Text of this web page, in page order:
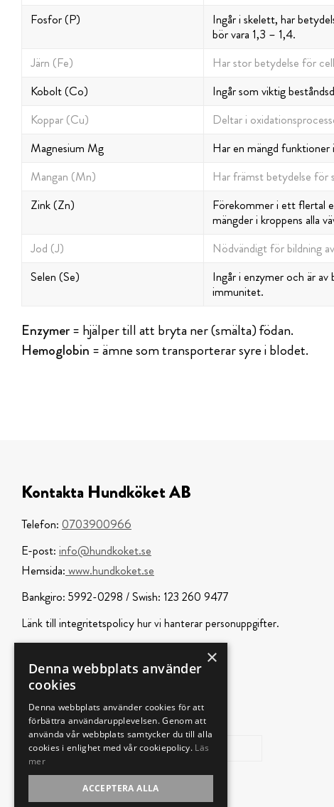
Fosfor (P)
Ingår i skelett, har
bör vara 1,3 – 1,4.
Järn (Fe)
Har stor betydelse för
Kobolt (Co)
Ingår som viktig
Koppar (Cu)
Deltar i
Magnesium Mg
Har en mängd
Mangan (Mn)
Har främst betydelse för
Zink (Zn)
Förekommer i ett flertal
mängder i kroppens alla
Jod (J)
Nödvändigt för bildning
Selen (Se)
Ingår i enzymer och är
immunitet.
Enzymer= hjälper till att bryta ner (smälta) födan.
Hemoglobin = ämne som transporterar syre i blodet.
Kontakta Hundköket AB
Telefon: 0703900966
E-post: info@hundkoket.se
Hemsida: www.hundkoket.se
Bankgiro: 5992-0298 /Swish: 123 260 9477
Länk till integritetspolicyhur vi hanterar personuppgifter.
Prenumerera på vårt
nyhetsbrev
Skicka in!
×
Denna webbplats använder
cookies
Denna webbplats använder cookies för att
förbättra användarupplevelsen. Genom att
använda vår webbplats samtycker du till alla
cookies i enlighet med vår cookiepolicy. Läs
mer
ACCEPTERA ALLA